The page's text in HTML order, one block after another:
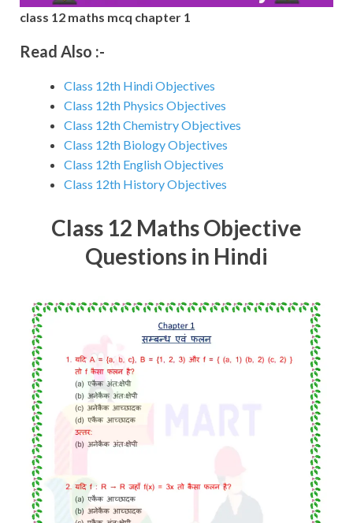
class 12 maths mcq chapter 1
Read Also :-
Class 12th Hindi Objectives
Class 12th Physics Objectives
Class 12th Chemistry Objectives
Class 12th Biology Objectives
Class 12th English Objectives
Class 12th History Objectives
Class 12 Maths Objective
Questions in Hindi